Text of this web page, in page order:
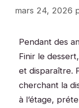
mars 24, 2026
Pendant des
Finir le
et disparaître.
cherchant la
à l’étage,